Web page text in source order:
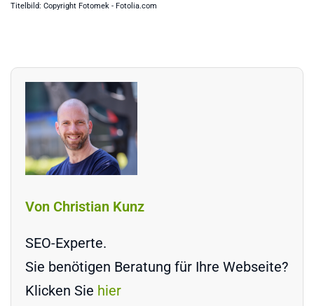
Titelbild: Copyright Fotomek - Fotolia.com
Von Christian Kunz
SEO-Experte.
Sie benötigen Beratung für Ihre Webseite?
Klicken Sie hier